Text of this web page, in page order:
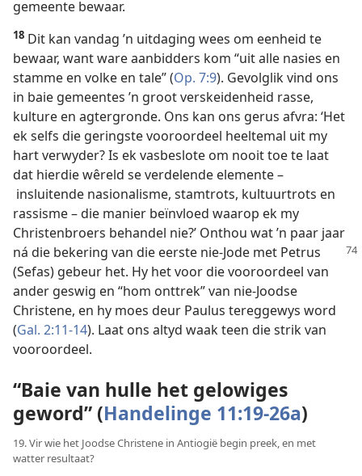
gemeente bewaar.
18 Dit kan vandag ’n uitdaging wees om eenheid te
bewaar, want ware aanbidders kom “uit alle nasies en
stamme en volke en tale” (Op. 7:9). Gevolglik vind ons
in baie gemeentes ’n groot verskeidenheid rasse,
kulture en agtergronde. Ons kan ons gerus afvra: ‘Het
ek selfs die geringste vooroordeel heeltemal uit my
hart verwyder? Is ek vasbeslote om nooit toe te laat
dat hierdie wêreld se verdelende elemente –
insluitende nasionalisme, stamtrots, kultuurtrots en
rassisme – die manier beïnvloed waarop ek my
Christenbroers behandel nie?’ Onthou wat ’n paar jaar
ná die bekering van die eerste nie-Jode met Petrus
(Sefas) gebeur het. Hy het voor die vooroordeel van
ander geswig en “hom onttrek” van nie-Joodse
Christene, en hy moes deur Paulus tereggewys word
(Gal. 2:11-14). Laat ons altyd waak teen die strik van
vooroordeel.
“Baie van hulle het gelowiges
geword” (Handelinge 11:19-26a)
19. Vir wie het Joodse Christene in Antiogië begin preek, en met
watter resultaat?